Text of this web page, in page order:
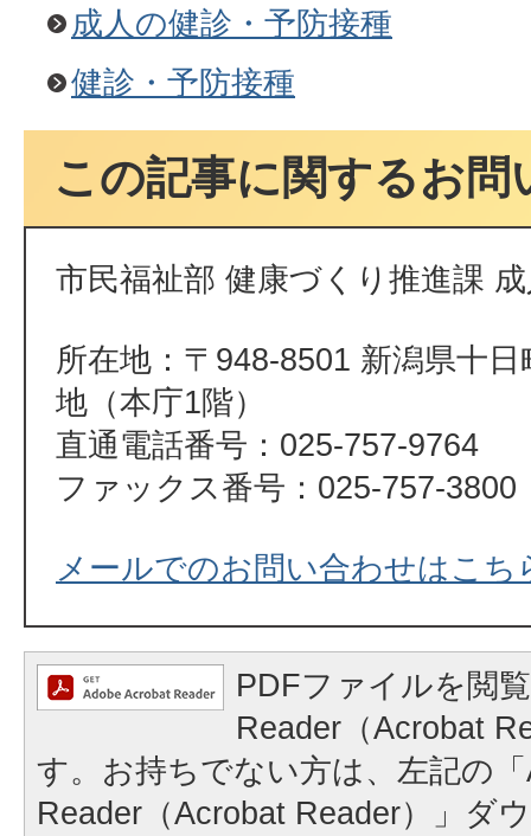
成人の健診・予防接種
健診・予防接種
この記事に関するお問
市民福祉部 健康づくり推進課
所在地：〒948-8501 新潟県十
地（本庁1階）
直通電話番号：025-757-9764
ファックス番号：025-757-3800
メールでのお問い合わせはこち
PDFファイルを閲
Reader（Acrobat
す。お持ちでない方は、左記の
Reader（Acrobat Reader）」ダ